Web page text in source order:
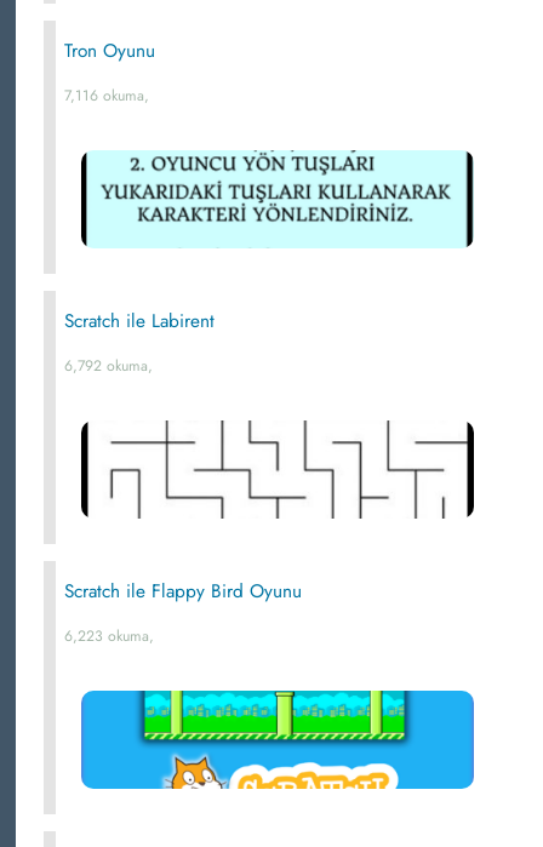
Tron Oyunu
7,116 okuma,
Scratch ile Labirent
6,792 okuma,
Scratch ile Flappy Bird Oyunu
6,223 okuma,